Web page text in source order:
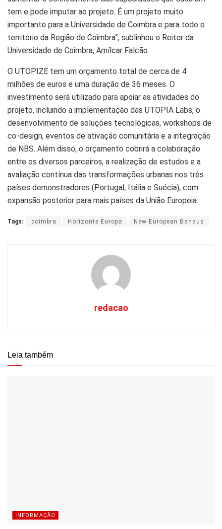
tem e pode imputar ao projeto. É um projeto muito
importante para a Universidade de Coimbra e para todo o
território da Região de Coimbra”, sublinhou o Reitor da
Universidade de Coimbra, Amílcar Falcão.
O UTOPIZE tem um orçamento total de cerca de 4
milhões de euros e uma duração de 36 meses. O
investimento será utilizado para apoiar as atividades do
projeto, incluindo a implementação das UTOPIA Labs, o
desenvolvimento de soluções tecnológicas, workshops de
co-design, eventos de ativação comunitária e a integração
de NBS. Além disso, o orçamento cobrirá a colaboração
entre os diversos parceiros, a realização de estudos e a
avaliação contínua das transformações urbanas nos três
países demonstradores (Portugal, Itália e Suécia), com
expansão posterior para mais países da União Europeia.
Tags: coimbra Horizonte Europa New European Bahaus
redacao
Leia também
INFORMAÇÃO